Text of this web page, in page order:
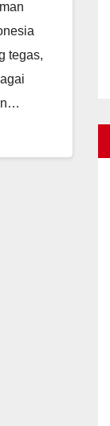
tegas,